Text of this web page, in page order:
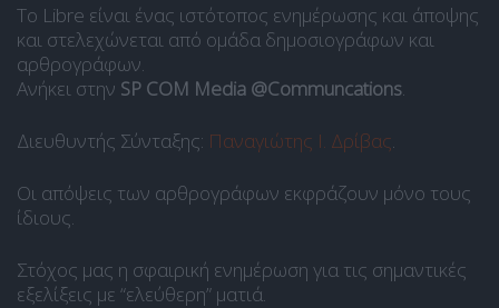
Το Libre είναι ένας ιστότοπος ενημέρωσης και άποψης
και στελεχώνεται από ομάδα δημοσιογράφων και
αρθρογράφων.
Ανήκει στην SP COM Media @Communcations.
Διευθυντής Σύνταξης: Παναγιώτης Ι. Δρίβας.
Οι απόψεις των αρθρογράφων εκφράζουν μόνο τους
ίδιους.
Στόχος μας η σφαιρική ενημέρωση για τις σημαντικές
εξελίξεις με “ελεύθερη” ματιά.